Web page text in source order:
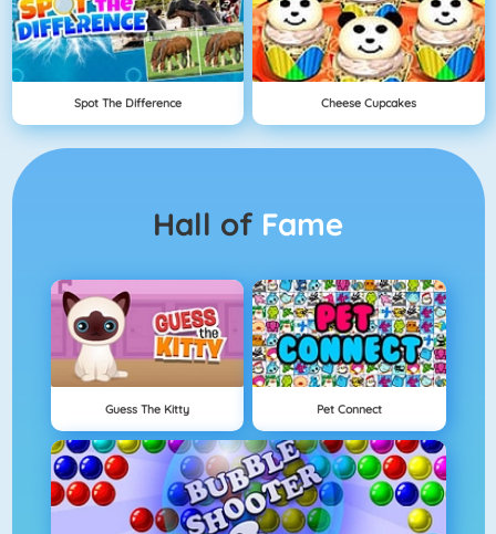
Spot The Difference Cheese Cupcakes
Hall of Fame
Guess The Kitty Pet Connect